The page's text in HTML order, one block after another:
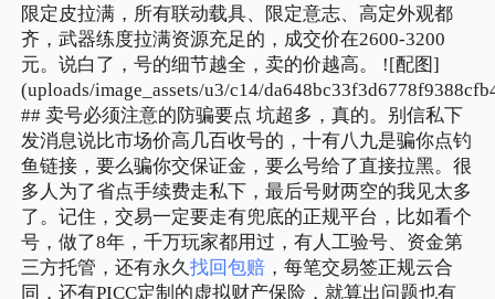
限定皮拉满，所有联动载具、限定意志、高定外观都
齐，武器练度拉满资源充足的，成交价在2600-3200
元。说白了，号的细节越全，卖的价越高。 ![配图]
(uploads/image_assets/u3/c14/
## 卖号必须注意的防骗要点 坑超多，真的。别信私下
发消息说比市场价高几百收号的，十有八九是骗你点钓
鱼链接，要么骗你交保证金，要么号给了直接拉黑。很
多人为了省点手续费走私下，最后号财两空的我见太多
了。记住，交易一定要走有兜底的正规平台，比如看个
号，做了8年，千万玩家都用过，有人工验号、资金第
三方托管，还有永久找回包赔 ，每笔交易签正规云合
同，还有PICC定制的虚拟财产保险，就算出问题也有